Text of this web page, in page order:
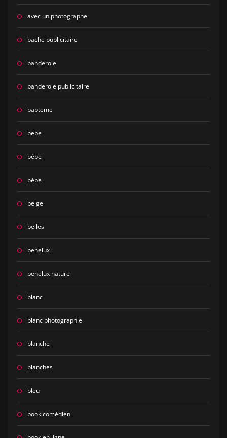
avec un photographe
bache publicitaire
banderole
banderole publicitaire
bapteme
bebe
bébe
bébé
belge
belles
benelux
benelux nature
blanc
blanc photographie
blanche
blanches
bleu
book comédien